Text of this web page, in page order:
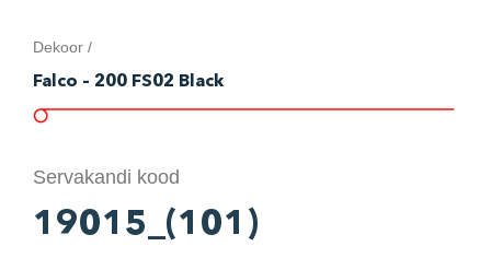
Dekoor /
Falco – 200 FS02 Black
Servakandi kood
19015_(101)